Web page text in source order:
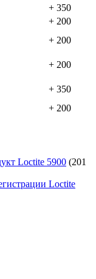
+ 350
+ 200
+ 200
+ 200
+ 350
+ 200
Loctite 5900 (201
Loctite